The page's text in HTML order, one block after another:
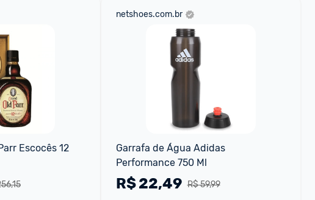
Escocês 12
netshoes.com.br
Garrafa de Água Adidas
Performance 750 Ml
R$ 59,99
R$22,49